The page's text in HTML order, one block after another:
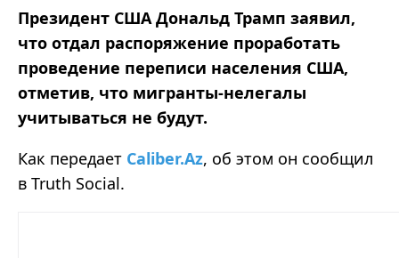
Президент США Дональд Трамп заявил,
что отдал распоряжение проработать
проведение переписи населения США,
отметив, что мигранты-нелегалы
учитываться не будут.
Как передает Caliber.Az, об этом он сообщил
в Truth Social.